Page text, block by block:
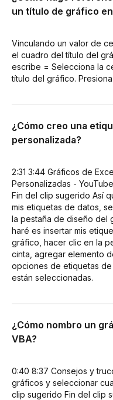
un título de gráfico
Vinculando un valor de
el cuadro del título del
escribe = Selecciona la
título del gráfico. Presiona
¿Cómo creo una
personalizada?
2:31 3:44 Gráficos de
Personalizadas -
Fin del clip sugerido Así
mis etiquetas de datos,
la pestaña de diseño del
haré es insertar mis
gráfico, hacer clic en la
cinta, agregar elemento
opciones de etiquetas
están seleccionadas.
¿Cómo nombro un
VBA?
0:40 8:37 Consejos y
gráficos y seleccionar
clip sugerido Fin del clip